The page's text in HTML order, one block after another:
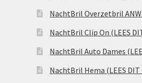
NachtBril Overzetbril
NachtBril Clip On (LEES
NachtBril Auto Dames
NachtBril Hema (LEES DIT